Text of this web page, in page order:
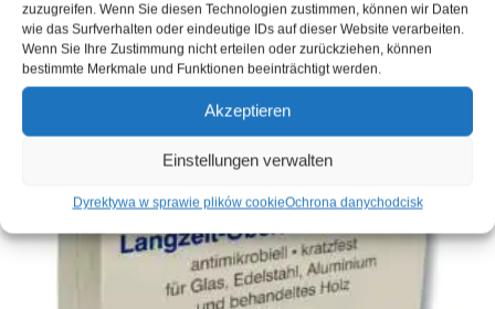
zuzugreifen. Wenn Sie diesen Technologien zustimmen, können wir Daten
wie das Surfverhalten oder eindeutige IDs auf dieser Website verarbeiten.
Wenn Sie Ihre Zustimmung nicht erteilen oder zurückziehen, können
bestimmte Merkmale und Funktionen beeinträchtigt werden.
Akzeptieren
Einstellungen verwalten
Dyrektywa w sprawie plików cookieOchrona danychodcisk